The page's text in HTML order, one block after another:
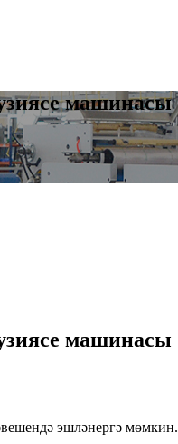
машинасы
машинасы
эшләнергә мөмкин.